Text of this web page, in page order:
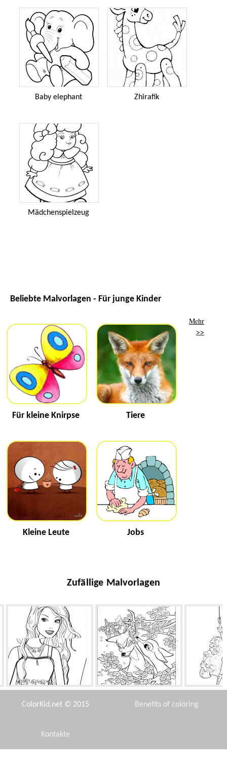
Baby elephant Zhirafik
Mädchenspielzeug
Beliebte Malvorlagen - Für junge Kinder
Für kleine Knirpse Tiere
Kleine Leute Jobs
Mehr
>>
Zufällige Malvorlagen
Hübscher Haarschnitt Bambi mit einem Freund Brave
ColorKid.net © 2015 Benefits of coloring
Kontakte